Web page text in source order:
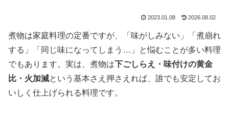
2023.01.08 2026.08.02
煮物は家庭料理の定番ですが、「味がしみない」「煮崩れ
する」「同じ味になってしまう…」と悩むことが多い料理
でもあります。実は、煮物は下ごしらえ・味付けの黄金
比・火加減という基本さえ押さえれば、誰でも安定してお
いしく仕上げられる料理です。